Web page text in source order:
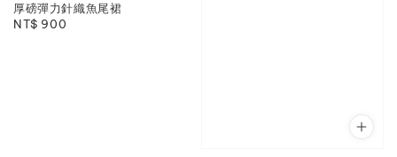
厚磅彈力針織魚尾裙
Regular
NT$ 900